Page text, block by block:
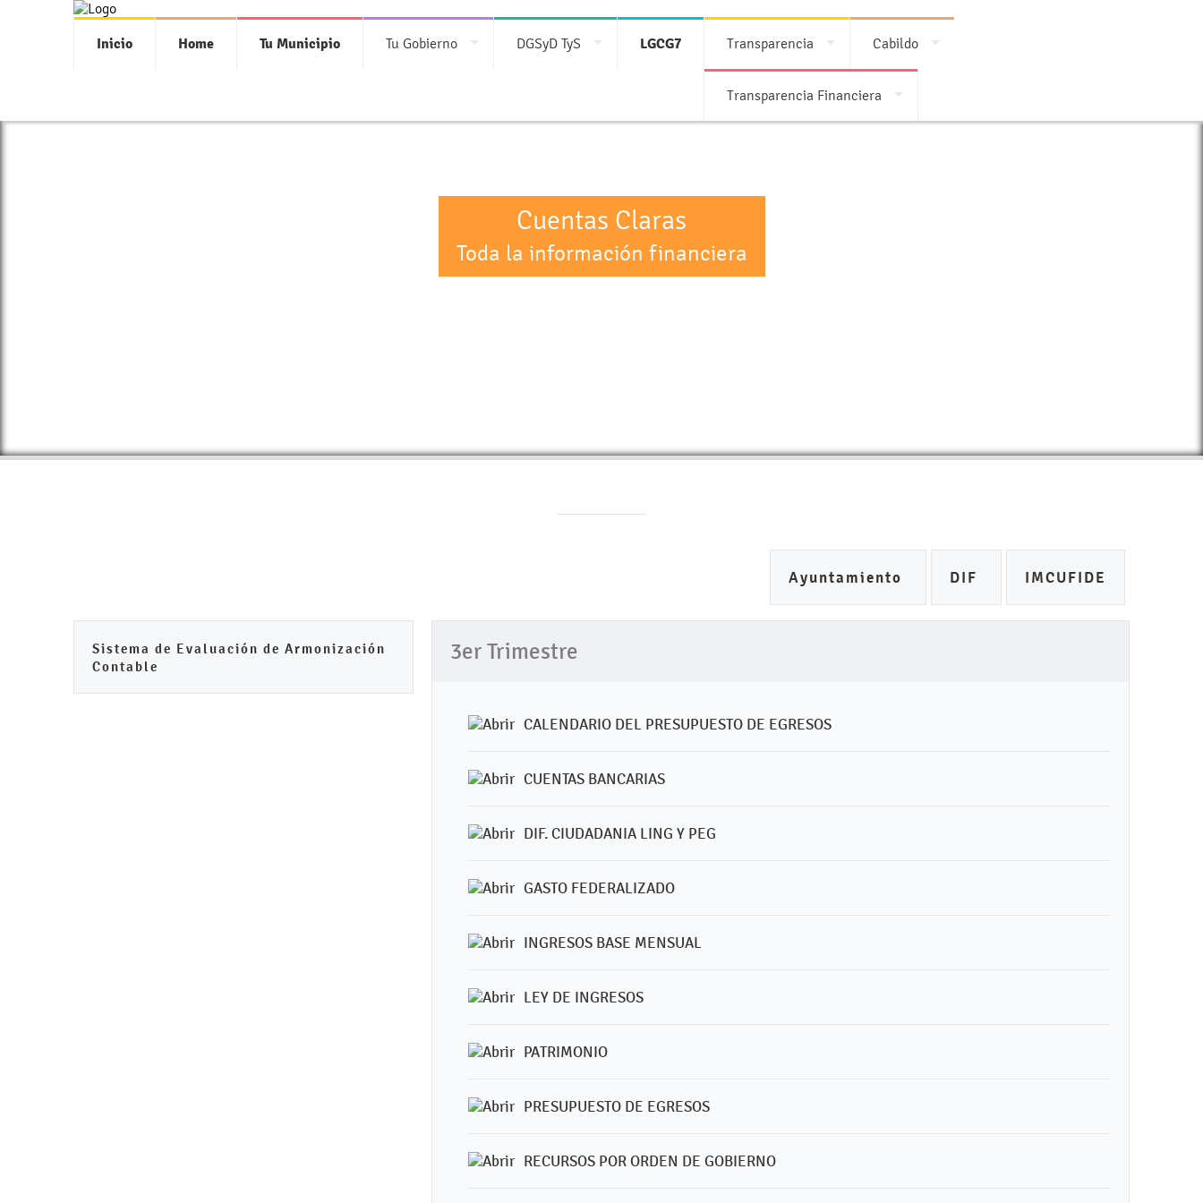
Inicio Home Tu Municipio Tu Gobierno DGSyD TyS LGCG7 Transparencia Cabildo
Transparencia Financiera
Cuentas Claras
Toda la información financiera
Ayuntamiento DIF IMCUFIDE
Sistema de Evaluación de Armonización
Contable
3er Trimestre
CALENDARIO DEL PRESUPUESTO DE EGRESOS
CUENTAS BANCARIAS
DIF. CIUDADANIA LING Y PEG
GASTO FEDERALIZADO
INGRESOS BASE MENSUAL
LEY DE INGRESOS
PATRIMONIO
PRESUPUESTO DE EGRESOS
RECURSOS POR ORDEN DE GOBIERNO